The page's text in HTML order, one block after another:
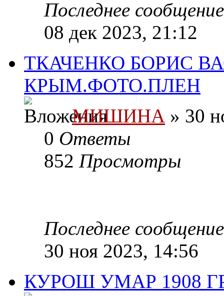
Последнее
08 дек 2023, 21:12
ТКАЧЕНКО БОРИС
КРЫМ.ФОТО.ПЛЕН
МИШИНА » 30
0 Ответы
852 Просмотры
Последнее
30 ноя 2023, 14:56
КУРОШ УМАР 1908